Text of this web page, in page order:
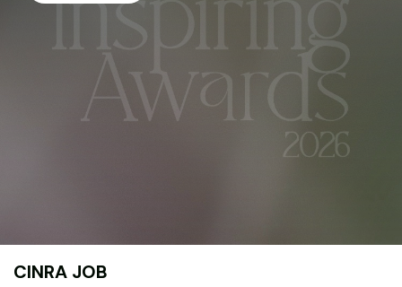
CINRA JOB